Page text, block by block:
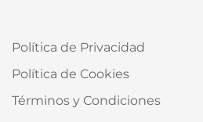
Política de Privacidad
Política de Cookies
Términos y Condiciones